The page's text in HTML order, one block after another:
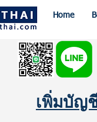
Home
เพิ่มบัญ